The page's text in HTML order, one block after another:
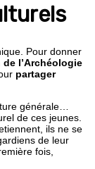
Pour donner
de l’Archéologie
partager
générale…
de ces jeunes.
ils ne se
de leur
fois,